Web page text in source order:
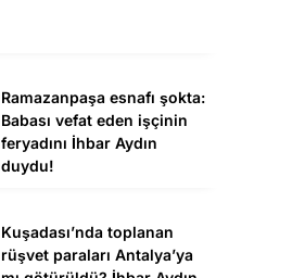
feryadını İhbar Aydın
duydu!
mı götürüldü? İhbar Aydın
o otelleri buldu!